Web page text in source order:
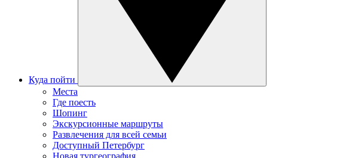
Куда пойти
Места
Где поесть
Шопинг
Экскурсионные маршруты
Развлечения для всей семьи
Доступный Петербург
Новая тургеография